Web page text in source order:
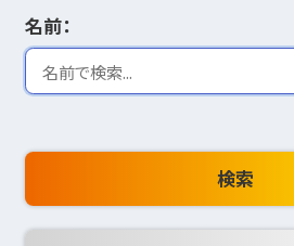
名前：
検索